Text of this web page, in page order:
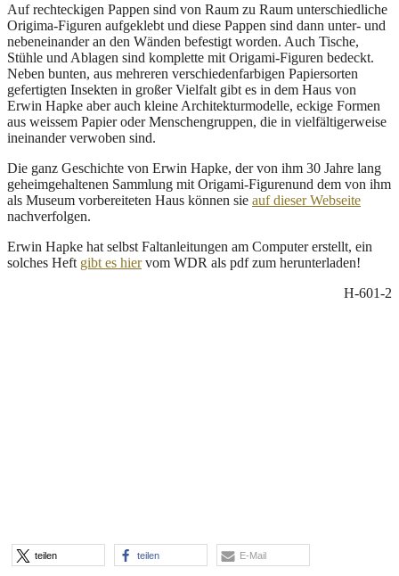
Auf rechteckigen Pappen sind von Raum zu Raum unterschiedliche
Origima-Figuren aufgeklebt und diese Pappen sind dann unter- und
nebeneinander an den Wänden befestigt worden. Auch Tische,
Stühle und Ablagen sind komplette mit Origami-Figuren bedeckt.
Neben bunten, aus mehreren verschiedenfarbigen Papiersorten
gefertigten Insekten in großer Vielfalt gibt es in dem Haus von
Erwin Hapke aber auch kleine Architekturmodelle, eckige Formen
aus weissem Papier oder Menschengruppen, die in vielfältigerweise
ineinander verwoben sind.
Die ganz Geschichte von Erwin Hapke, der von ihm 30 Jahre lang
geheimgehaltenen Sammlung mit Origami-Figurenund dem von ihm
als Museum vorbereiteten Haus können sie auf dieser Webseite
nachverfolgen.
Erwin Hapke hat selbst Faltanleitungen am Computer erstellt, ein
solches Heft gibt es hiervom WDR als pdf zum herunterladen!
H-601-2
teilen teilen E-Mail